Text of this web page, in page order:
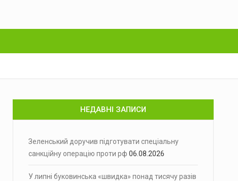
НЕДАВНІ ЗАПИСИ
Зеленський доручив підготувати спеціальну
санкційну операцію проти рф 06.08.2026
У липні буковинська «швидка» понад тисячу разів